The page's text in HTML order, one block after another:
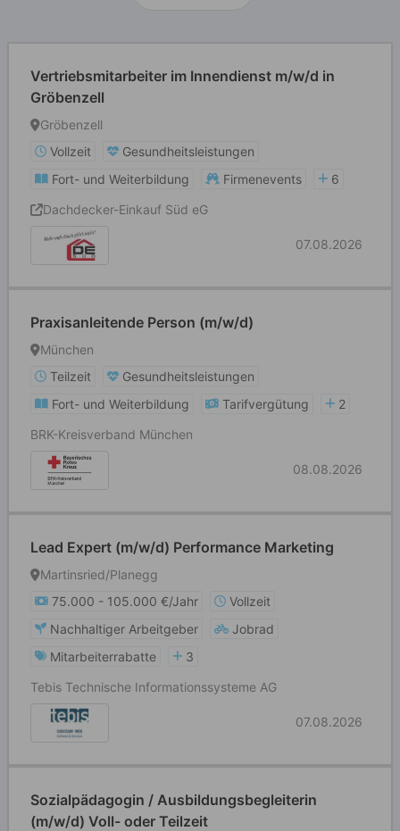
Vertriebsmitarbeiter im Innendienst m/w/d in
Gröbenzell
Gröbenzell
Vollzeit
Gesundheitsleistungen
Fort- und Weiterbildung
Firmenevents
6
Dachdecker-Einkauf Süd eG
07.08.2026
Praxisanleitende Person (m/w/d)
München
Teilzeit
Gesundheitsleistungen
Fort- und Weiterbildung
Tarifvergütung
2
BRK-Kreisverband München
08.08.2026
Lead Expert (m/w/d) Performance Marketing
Martinsried/Planegg
75.000 - 105.000 €/Jahr
Vollzeit
Nachhaltiger Arbeitgeber
Jobrad
Mitarbeiterrabatte
3
Tebis Technische Informationssysteme AG
07.08.2026
Sozialpädagogin / Ausbildungsbegleiterin
(m/w/d) Voll- oder Teilzeit